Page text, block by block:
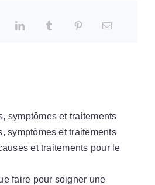
symptômes et traitements
symptômes et traitements
et traitements pour le
faire pour soigner une